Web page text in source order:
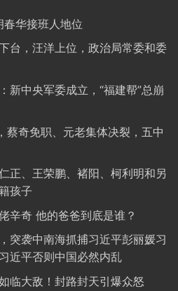
华接班人地位
台，汪洋上位，政治局常委和委
新中央军委成立，“福建帮”总崩
蔡奇免职、元老集体决裂，五中
正、王荣鹏、褚阳、柯利明和另
孩子
辛奇 他的爸爸到底是谁？
突袭中南海抓捕习近平彭丽媛习
近平否则中国必然内乱
临大敌！封路封天引爆众怒